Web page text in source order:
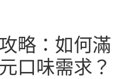
略：如何滿
口味需求？